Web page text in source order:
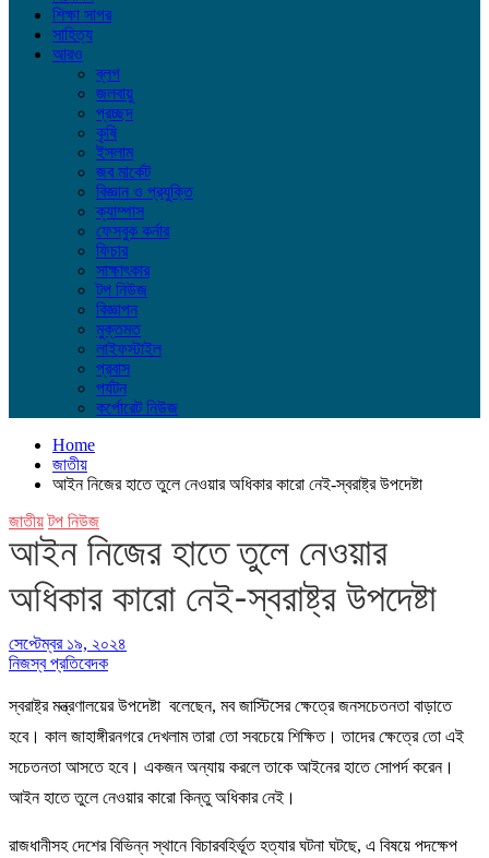
শিক্ষা সাগর
সাহিত্য
আরও
ব্লগ
জলবায়ু
প্রচ্ছদ
কৃষি
ইসলাম
জব মার্কেট
বিজ্ঞান ও প্রযুক্তি
ক্যাম্পাস
ফেসবুক কর্নার
ফিচার
সাক্ষাৎকার
টপ নিউজ
বিজ্ঞাপন
মুক্তমত
লাইফস্টাইল
প্রবাস
পর্যটন
কর্পোরেট নিউজ
Home
জাতীয়
আইন নিজের হাতে তুলে নেওয়ার অধিকার কারো নেই-স্বরাষ্ট্র উপদেষ্টা
জাতীয় টপ নিউজ
আইন নিজের হাতে তুলে নেওয়ার
অধিকার কারো নেই-স্বরাষ্ট্র উপদেষ্টা
সেপ্টেম্বর ১৯, ২০২৪
নিজস্ব প্রতিবেদক
স্বরাষ্ট্র মন্ত্রণালয়ের উপদেষ্টা বলেছেন, মব জাস্টিসের ক্ষেত্রে জনসচেতনতা বাড়াতে
হবে। কাল জাহাঙ্গীরনগরে দেখলাম তারা তো সবচেয়ে শিক্ষিত। তাদের ক্ষেত্রে তো এই
সচেতনতা আসতে হবে। একজন অন্যায় করলে তাকে আইনের হাতে সোপর্দ করেন।
আইন হাতে তুলে নেওয়ার কারো কিন্তু অধিকার নেই।
রাজধানীসহ দেশের বিভিন্ন স্থানে বিচারবহির্ভূত হত্যার ঘটনা ঘটছে, এ বিষয়ে পদক্ষেপ